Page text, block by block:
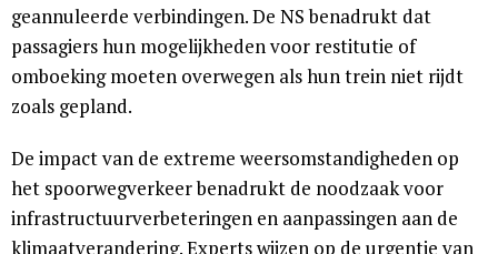
geannuleerde verbindingen. De NS benadrukt dat
passagiers hun mogelijkheden voor restitutie of
omboeking moeten overwegen als hun trein niet rijdt
zoals gepland.
De impact van de extreme weersomstandigheden op
het spoorwegverkeer benadrukt de noodzaak voor
infrastructuurverbeteringen en aanpassingen aan de
klimaatverandering. Experts wijzen op de urgentie van